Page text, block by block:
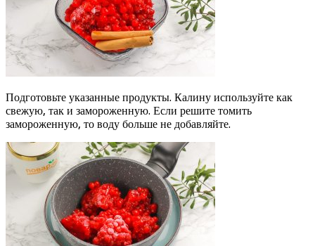
Подготовьте указанные продукты. Калину используйте как
свежую, так и замороженную. Если решите томить
замороженную, то воду больше не добавляйте.